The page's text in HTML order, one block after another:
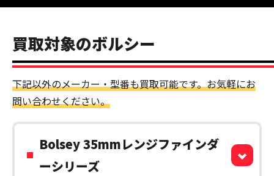
買取対象のボルシー
下記以外のメーカー・型番も買取可能です。お気軽にお
問い合わせください。
Bolsey 35mmレンジファインダ
ーシリーズ